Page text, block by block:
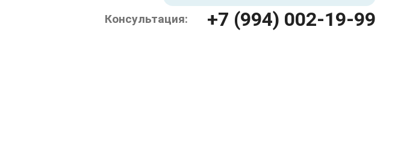
Консультация: +7 (994) 002-19-99